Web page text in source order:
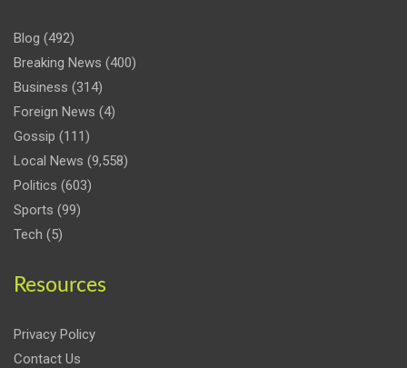
Blog (492)
Breaking News (400)
Business (314)
Foreign News (4)
Gossip (111)
Local News (9,558)
Politics (603)
Sports (99)
Tech (5)
Resources
Privacy Policy
Contact Us